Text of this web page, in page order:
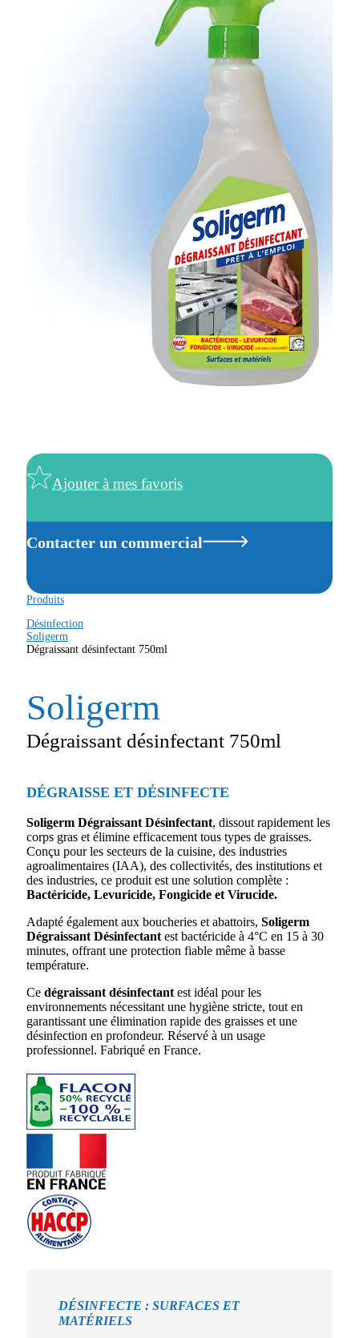
Ajouter à mes favoris
Contacter un commercial
Produits
Désinfection
Soligerm
Dégraissant désinfectant 750ml
Soligerm
Dégraissant désinfectant 750ml
DÉGRAISSE ET DÉSINFECTE
Soligerm Dégraissant Désinfectant, dissout rapidement les
corps gras et élimine efficacement tous types de graisses.
Conçu pour les secteurs de la cuisine, des industries
agroalimentaires (IAA), des collectivités, des institutions et
des industries, ce produit est une solution complète :
Bactéricide, Levuricide, Fongicide et Virucide.
Adapté également aux boucheries et abattoirs, Soligerm
Dégraissant Désinfectant est bactéricide à 4°C en 15 à 30
minutes, offrant une protection fiable même à basse
température.
Ce dégraissant désinfectant est idéal pour les
environnements nécessitant une hygiène stricte, tout en
garantissant une élimination rapide des graisses et une
désinfection en profondeur. Réservé à un usage
professionnel. Fabriqué en France.
DÉSINFECTE : SURFACES ET
MATÉRIELS